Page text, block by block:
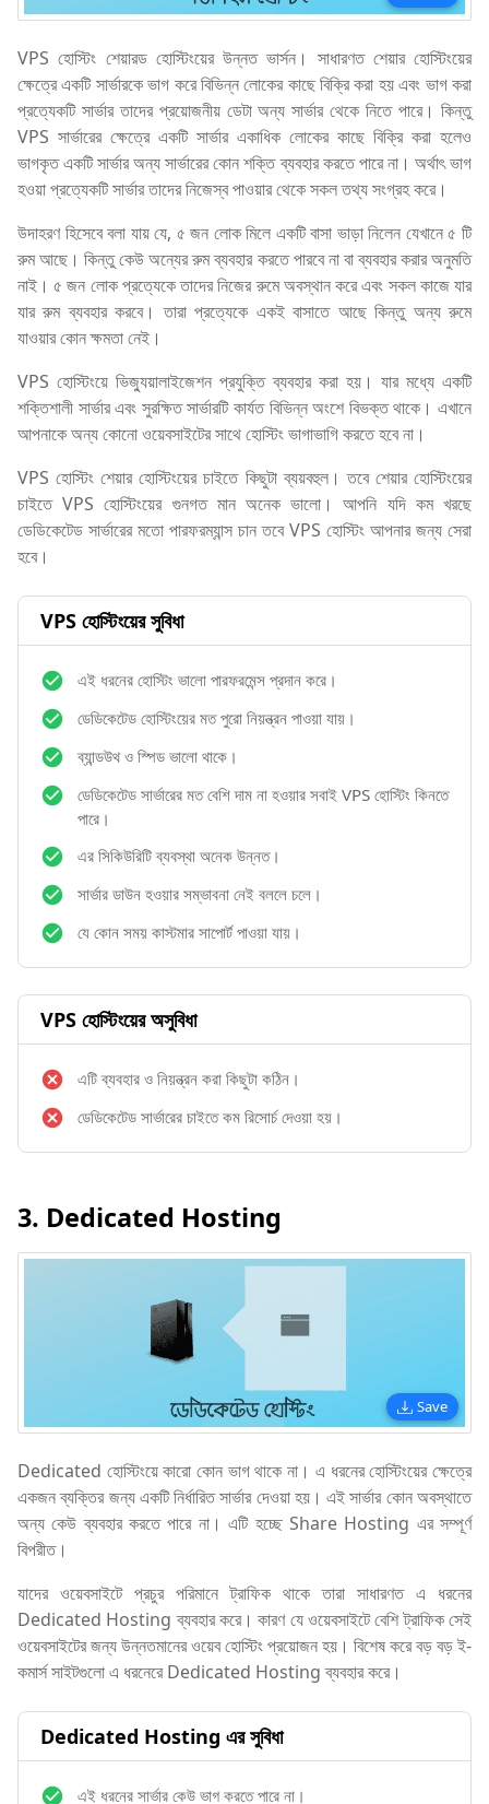
VPS হোস্টিং শেয়ারড হোস্টিংয়ের উন্নত ভার্সন। সাধারণত শেয়ার হোস্টিংয়ের
ক্ষেত্রে একটি সার্ভারকে ভাগ করে বিভিন্ন লোকের কাছে বিক্রি করা হয় এবং ভাগ করা
প্রত্যেকটি সার্ভার তাদের প্রয়োজনীয় ডেটা অন্য সার্ভার থেকে নিতে পারে। কিন্তু
VPS সার্ভারের ক্ষেত্রে একটি সার্ভার একাধিক লোকের কাছে বিক্রি করা হলেও
ভাগকৃত একটি সার্ভার অন্য সার্ভারের কোন শক্তি ব্যবহার করতে পারে না। অর্থাৎ ভাগ
হওয়া প্রত্যেকটি সার্ভার তাদের নিজেস্ব পাওয়ার থেকে সকল তথ্য সংগ্রহ করে।
উদাহরণ হিসেবে বলা যায় যে, ৫ জন লোক মিলে একটি বাসা ভাড়া নিলেন যেখানে ৫ টি
রুম আছে। কিন্তু কেউ অন্যের রুম ব্যবহার করতে পারবে না বা ব্যবহার করার অনুমতি
নাই। ৫ জন লোক প্রত্যেকে তাদের নিজের রুমে অবস্থান করে এবং সকল কাজে যার
যার রুম ব্যবহার করবে। তারা প্রত্যেকে একই বাসাতে আছে কিন্তু অন্য রুমে
যাওয়ার কোন ক্ষমতা নেই।
VPS হোস্টিংয়ে ভিজ্যুয়ালাইজেশন প্রযুক্তি ব্যবহার করা হয়। যার মধ্যে একটি
শক্তিশালী সার্ভার এবং সুরক্ষিত সার্ভারটি কার্যত বিভিন্ন অংশে বিভক্ত থাকে। এখানে
আপনাকে অন্য কোনো ওয়েবসাইটের সাথে হোস্টিং ভাগাভাগি করতে হবে না।
VPS হোস্টিং শেয়ার হোস্টিংয়ের চাইতে কিছুটা ব্যয়বহুল। তবে শেয়ার হোস্টিংয়ের
চাইতে VPS হোস্টিংয়ের গুনগত মান অনেক ভালো। আপনি যদি কম খরছে
ডেডিকেটেড সার্ভারের মতো পারফরম্যান্স চান তবে VPS হোস্টিং আপনার জন্য সেরা
হবে।
VPS হোস্টিংয়ের সুবিধা
এই ধরনের হোস্টিং ভালো পারফরমেন্স প্রদান করে।
ডেডিকেটেড হোস্টিংয়ের মত পুরো নিয়ন্ত্রন পাওয়া যায়।
ব্যান্ডউথ ও স্পিড ভালো থাকে।
ডেডিকেটেড সার্ভারের মত বেশি দাম না হওয়ার সবাই VPS হোস্টিং কিনতে
পারে।
এর সিকিউরিটি ব্যবস্থা অনেক উন্নত।
সার্ভার ডাউন হওয়ার সম্ভাবনা নেই বললে চলে।
যে কোন সময় কাস্টমার সাপোর্ট পাওয়া যায়।
VPS হোস্টিংয়ের অসুবিধা
এটি ব্যবহার ও নিয়ন্ত্রন করা কিছুটা কঠিন।
ডেডিকেটেড সার্ভারের চাইতে কম রিসোর্চ দেওয়া হয়।
3. Dedicated Hosting
Save
Dedicated হোস্টিংয়ে কারো কোন ভাগ থাকে না। এ ধরনের হোস্টিংয়ের ক্ষেত্রে
একজন ব্যক্তির জন্য একটি নির্ধারিত সার্ভার দেওয়া হয়। এই সার্ভার কোন অবস্থাতে
অন্য কেউ ব্যবহার করতে পারে না। এটি হচ্ছে Share Hosting এর সম্পূর্ণ
বিপরীত।
যাদের ওয়েবসাইটে প্রচুর পরিমানে ট্রাফিক থাকে তারা সাধারণত এ ধরনের
Dedicated Hosting ব্যবহার করে। কারণ যে ওয়েবসাইটে বেশি ট্রাফিক সেই
ওয়েবসাইটের জন্য উন্নতমানের ওয়েব হোস্টিং প্রয়োজন হয়। বিশেষ করে বড় বড় ই-
কমার্স সাইটগুলো এ ধরনেরে Dedicated Hosting ব্যবহার করে।
Dedicated Hosting এর সুবিধা
এই ধরনের সার্ভার কেউ ভাগ করতে পারে না।